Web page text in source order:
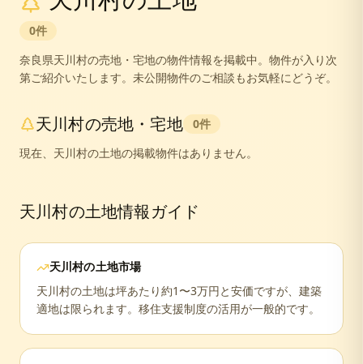
0件
奈良県天川村の売地・宅地の物件情報を掲載中。 物件が入り次
第ご紹介いたします。未公開物件のご相談もお気軽にどうぞ。
天川村の売地・宅地 0件
現在、 天川村の土地の掲載物件はありません。
天川村の土地情報ガイド
天川村の土地市場
天川村の土地は坪あたり約1〜3万円と安価ですが、建築
適地は限られます。移住支援制度の活用が一般的です。